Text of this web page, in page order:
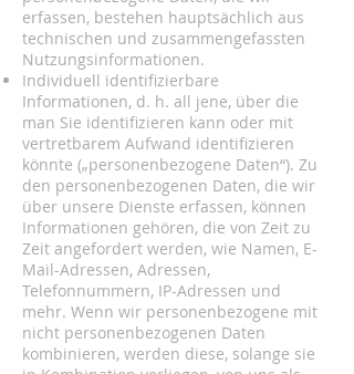
erfassen, bestehen hauptsächlich aus
technischen und zusammengefassten
Nutzungsinformationen.
Individuell identifizierbare
Informationen, d. h. all jene, über die
man Sie identifizieren kann oder mit
vertretbarem Aufwand identifizieren
könnte („personenbezogene Daten“). Zu
den personenbezogenen Daten, die wir
über unsere Dienste erfassen, können
Informationen gehören, die von Zeit zu
Zeit angefordert werden, wie Namen, E-
Mail-Adressen, Adressen,
Telefonnummern, IP-Adressen und
mehr. Wenn wir personenbezogene mit
nicht personenbezogenen Daten
kombinieren, werden diese, solange sie